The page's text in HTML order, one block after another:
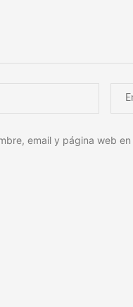
email y página web